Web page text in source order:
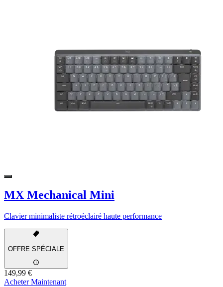
MX Mechanical Mini
Clavier minimaliste rétroéclairé haute performance
OFFRE SPÉCIALE
149,99 €
Acheter Maintenant